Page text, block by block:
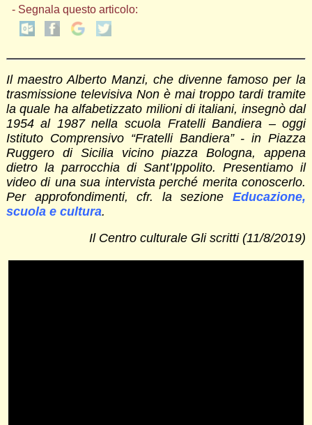
- Segnala questo articolo:
Il maestro Alberto Manzi, che divenne famoso per la
trasmissione televisiva Non è mai troppo tardi tramite
la quale ha alfabetizzato milioni di italiani, insegnò dal
1954 al 1987 nella scuola Fratelli Bandiera – oggi
Istituto Comprensivo “Fratelli Bandiera” - in Piazza
Ruggero di Sicilia vicino piazza Bologna, appena
dietro la parrocchia di Sant’Ippolito. Presentiamo il
video di una sua intervista perché merita conoscerlo.
Per approfondimenti, cfr. la sezioneEducazione,
scuola e cultura.
Il Centro culturale Gli scritti (11/8/2019)